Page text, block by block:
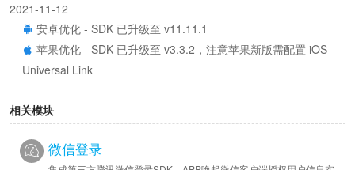
2021-11-12
安卓优化 - SDK 已升级至 v11.11.1
苹果优化 - SDK 已升级至 v3.3.2，注意苹果新版需配置 iOS
Universal Link
相关模块
微信登录